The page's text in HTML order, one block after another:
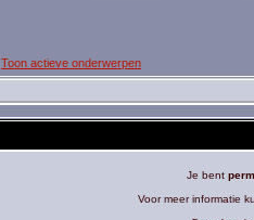
Toon actieve onderwerpen
Je bent
Voor meer informatie